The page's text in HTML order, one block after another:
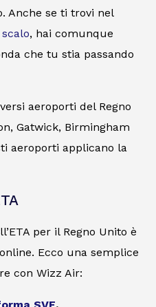
Anche se ti trovi nel
scalo, hai comunque
che tu stia passando
aeroporti del Regno
Gatwick, Birmingham
aeroporti applicano la
per il Regno Unito è
Ecco una semplice
con Wizz Air: